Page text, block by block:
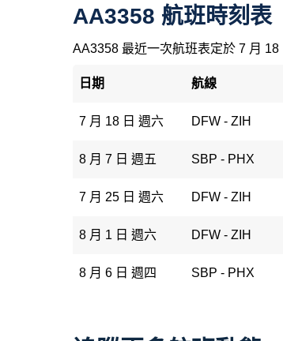
AA3358 航班時刻表
AA3358 最近一次航班表定於 7 月
日期 航線
7 月 18 日 週六 DFW - ZIH
8 月 7 日 週五 SBP - PHX
7 月 25 日 週六 DFW - ZIH
8 月 1 日 週六 DFW - ZIH
8 月 6 日 週四 SBP - PHX